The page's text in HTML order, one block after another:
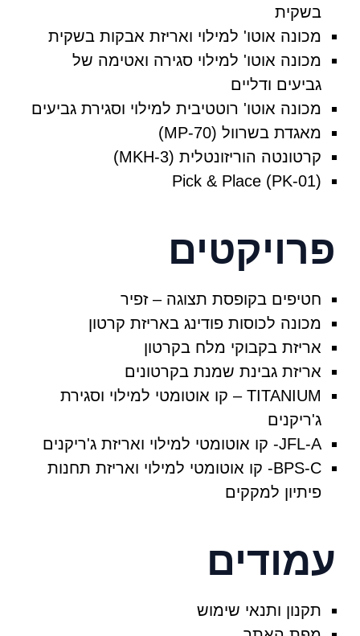
בשקית
מכונה אוטו' למילוי ואריזת אבקות בשקית
מכונה אוטו' למילוי סגירה ואטימה של
גביעים ודליים
מכונה אוטו' רוטטיבית למילוי וסגירת גביעים
מאגדת בשרוול (70-MP)
קרטונטה הוריזונטלית (MKH-3)
Pick & Place (PK-01)
חטיפים בקופסת תצוגה – זפיר
מכונה לכוסות פודינג באריזת קרטון
אריזת בקבוקי מלח בקרטון
אריזת גבינת שמנת בקרטונים
TITANIUM – קו אוטומטי למילוי וסגירת
ג'ריקנים
JFL-A- קו אוטומטי למילוי ואריזת ג'ריקנים
BPS-C- קו אוטומטי למילוי ואריזת תחנות
פיתיון למקקים
תקנון ותנאי שימוש